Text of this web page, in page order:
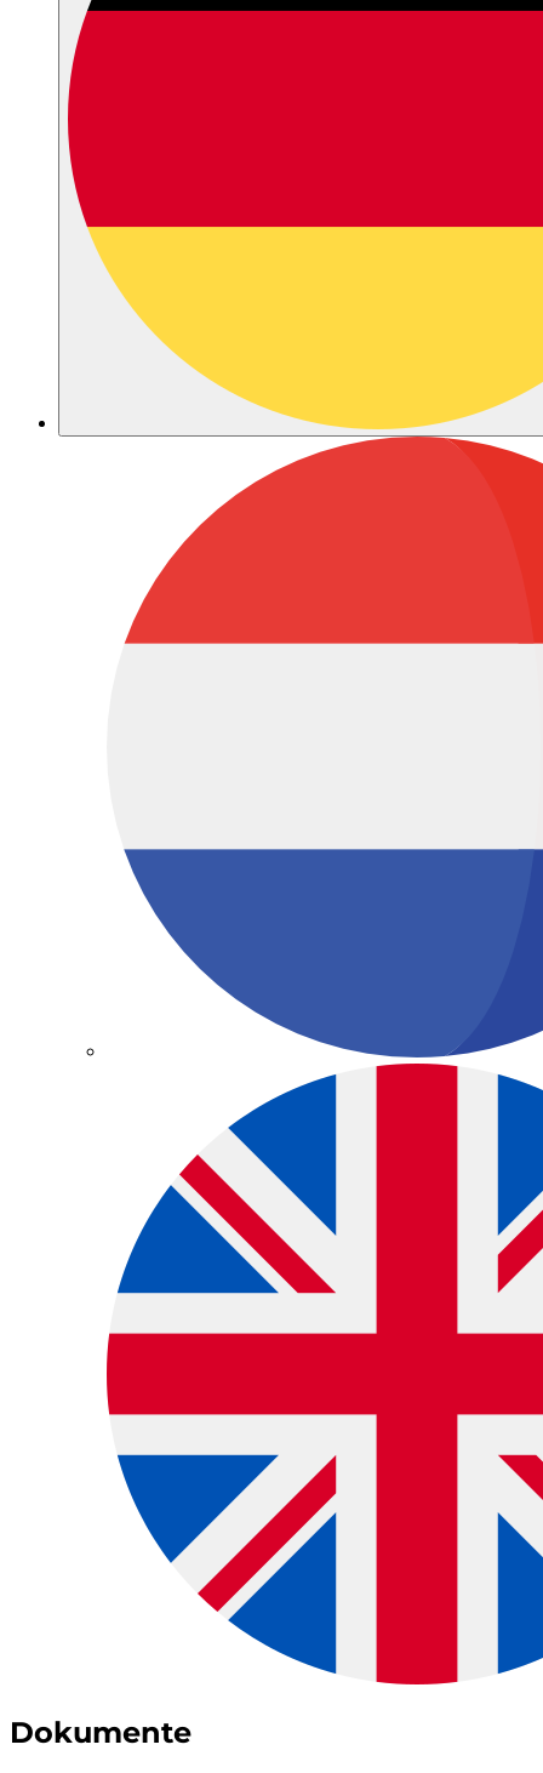
Dokumente